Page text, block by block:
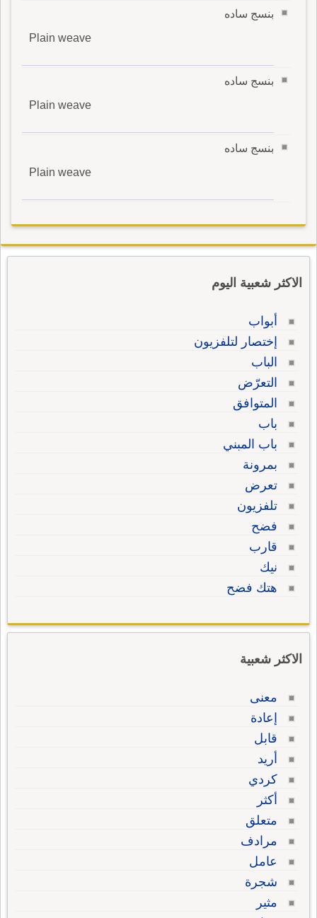
بنسج ساده
Plain weave
بنسج ساده
Plain weave
بنسج ساده
Plain weave
الاكثر شعبية اليوم
أبواب
إختصار لتلفزيون
الباب
التعرّض
المتوافق
باب
باب المبني
بمرونة
تعرض
تلفزيون
فضح
قارب
نيك
هتك فضح
الاكثر شعبية
معنى
إعادة
قابل
أريد
كردي
أكثر
متعلق
مرادف
عامل
شجرة
مثير